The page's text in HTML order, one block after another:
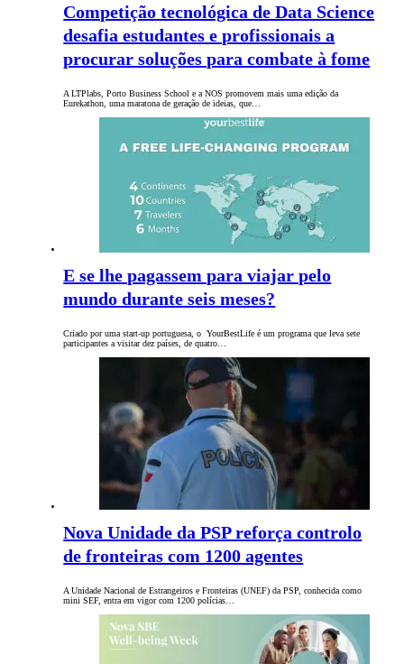
Competição tecnológica de Data Science
desafia estudantes e profissionais a
procurar soluções para combate à fome
A LTPlabs, Porto Business School e a NOS promovem mais uma edição da
Eurekathon, uma maratona de geração de ideias, que…
E se lhe pagassem para viajar pelo
mundo durante seis meses?
Criado por uma start-up portuguesa, o YourBestLife é um programa que leva sete
participantes a visitar dez países, de quatro…
Nova Unidade da PSP reforça controlo
de fronteiras com 1200 agentes
A Unidade Nacional de Estrangeiros e Fronteiras (UNEF) da PSP, conhecida como
mini SEF, entra em vigor com 1200 polícias…